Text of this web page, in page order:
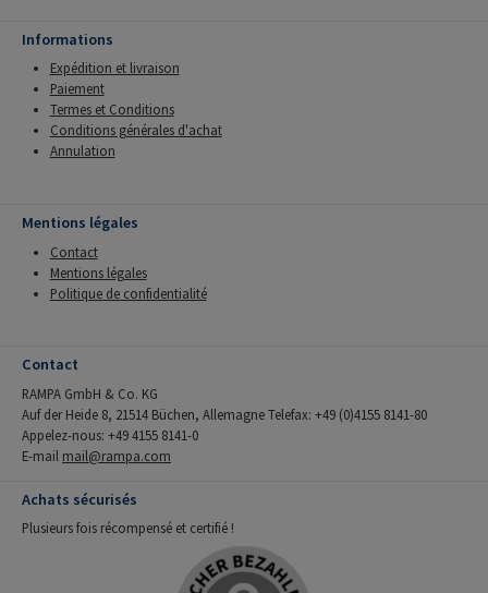
Informations
Expédition et livraison
Paiement
Termes et Conditions
Conditions générales d'achat
Annulation
Mentions légales
Contact
Mentions légales
Politique de confidentialité
Contact
RAMPA GmbH & Co. KG
Auf der Heide 8, 21514 Büchen, Allemagne Telefax: +49 (0)4155 8141-80
Appelez-nous: +49 4155 8141-0
E-mail mail@rampa.com
Achats sécurisés
Plusieurs fois récompensé et certifié !